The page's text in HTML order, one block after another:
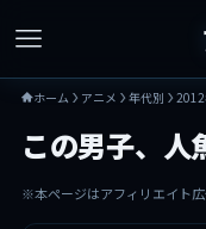
ホーム アニメ 年代別
この男子、人
※本ページはアフィリエイト広